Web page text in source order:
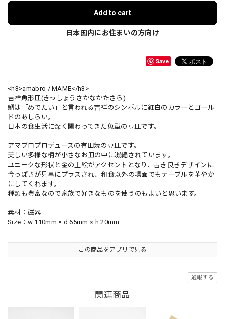
Add to cart
日本国内にお住まいの方向け
Save
<h3>amabro / MAME</h3>
吉祥魚形皿(きっしょうさかなかたさら)
鯛は「めでたい」と言われる吉祥のシンボルに紅白のカラーとゴール
ドのあしらい。
日本の食生活に深く関わってきた魚型の豆皿です。
アマブロプロデュースの有田焼の豆皿です。
美しい多様な柄が小さなお皿の中に凝縮されています。
ユニークな形状と金の上絵がアクセントとなり、古き良きデザインに
今っぽさが見事にプラスされ、和食以外の場面でもテーブルを華やか
にしてくれます。
種類も豊富なので家族で好きなものを使うのもよいと思います。
素材：磁器
Size：w 110mm × d 65mm × h 20mm
この商品をアプリで見る
通報する
関連商品